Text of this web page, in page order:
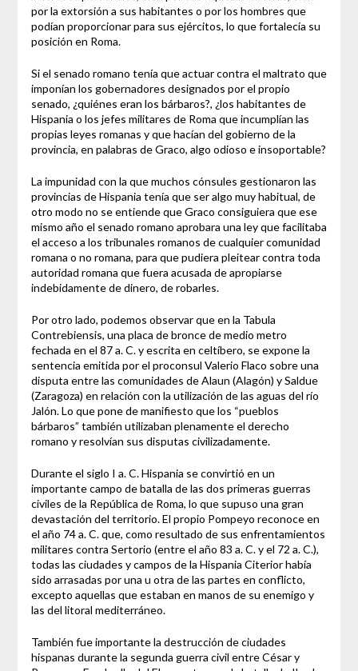
por la extorsión a sus habitantes o por los hombres que
podían proporcionar para sus ejércitos, lo que fortalecía su
posición en Roma.
Si el senado romano tenía que actuar contra el maltrato que
imponían los gobernadores designados por el propio
senado, ¿quiénes eran los bárbaros?, ¿los habitantes de
Hispania o los jefes militares de Roma que incumplían las
propias leyes romanas y que hacían del gobierno de la
provincia, en palabras de Graco, algo odioso e insoportable?
La impunidad con la que muchos cónsules gestionaron las
provincias de Hispania tenía que ser algo muy habitual, de
otro modo no se entiende que Graco consiguiera que ese
mismo año el senado romano aprobara una ley que facilitaba
el acceso a los tribunales romanos de cualquier comunidad
romana o no romana, para que pudiera pleitear contra toda
autoridad romana que fuera acusada de apropiarse
indebidamente de dinero, de robarles.
Por otro lado, podemos observar que en la Tabula
Contrebiensis, una placa de bronce de medio metro
fechada en el 87 a. C. y escrita en celtíbero, se expone la
sentencia emitida por el proconsul Valerio Flaco sobre una
disputa entre las comunidades de Alaun (Alagón) y Saldue
(Zaragoza) en relación con la utilización de las aguas del río
Jalón. Lo que pone de manifiesto que los “pueblos
bárbaros” también utilizaban plenamente el derecho
romano y resolvían sus disputas civilizadamente.
Durante el siglo I a. C. Hispania se convirtió en un
importante campo de batalla de las dos primeras guerras
civiles de la República de Roma, lo que supuso una gran
devastación del territorio. El propio Pompeyo reconoce en
el año 74 a. C. que, como resultado de sus enfrentamientos
militares contra Sertorio (entre el año 83 a. C. y el 72 a. C.),
todas las ciudades y campos de la Hispania Citerior había
sido arrasadas por una u otra de las partes en conflicto,
excepto aquellas que estaban en manos de su enemigo y
las del litoral mediterráneo.
También fue importante la destrucción de ciudades
hispanas durante la segunda guerra civil entre César y